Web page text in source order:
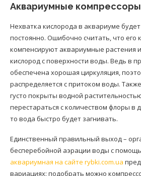
Аквариумные компрессоры
Нехватка кислорода в аквариуме
постоянно. Ошибочно считать, что его
компенсируют аквариумные растения
кислород с поверхности воды. Ведь в
обеспечена хорошая циркуляция,
распределяется с притоком воды.
густо покрыты водной
перестараться с количеством флоры
то вода быстро будет загнивать.
Единственный правильный выход –
бесперебойной аэрации воды с
аквариумная на сайте rybki.com.ua
вариациях: подобрать можно